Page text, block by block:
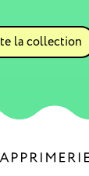
la collection